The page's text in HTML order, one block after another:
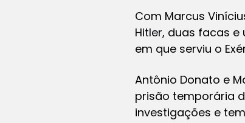
Com Marcus
Hitler, duas facas
em que serviu o
Antônio Donato e
prisão temporária
investigações e